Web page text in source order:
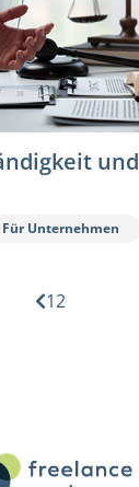
Für Unternehmen
12